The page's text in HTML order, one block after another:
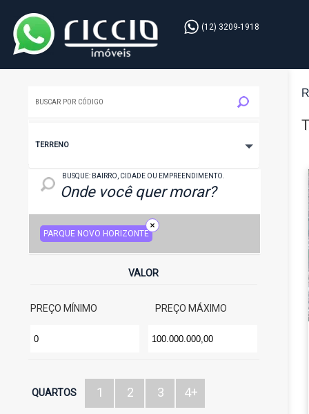
(12) 3209-1918
TERRENO
BUSQUE: BAIRRO, CIDADE OU EMPREENDIMENTO.
LOCAL: BAIRRO, CIDADE OU EMPREENDIMENTO
PARQUE NOVO HORIZONTE
VALOR
PREÇO MÍNIMO PREÇO MÁXIMO
QUARTOS 1 2 3 4+